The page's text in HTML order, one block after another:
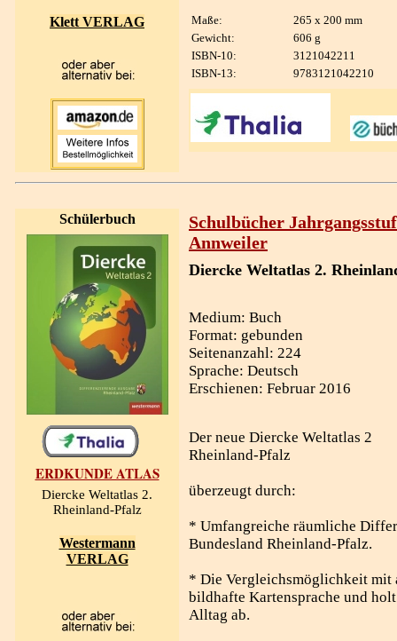
Klett VERLAG Maße:
265 x 200 mm
Gewicht:
606 g
ISBN-10:
3121042211
ISBN-13:
9783121042210
Schülerbuch
ERDKUNDE ATLAS
Diercke Weltatlas 2.
Rheinland-Pfalz
Westermann
VERLAG
Schulbücher
Annweiler
Diercke Weltatlas 2.
Medium: Buch
Format: gebunden
Seitenanzahl: 224
Sprache: Deutsch
Erschienen: Februar 2016
Der neue Diercke Weltatlas 2
Rheinland-Pfalz
überzeugt durch:
* Umfangreiche räumliche
Bundesland Rheinland-Pfalz.
* Die Vergleichsmöglichkeit mit
bildhafte Kartensprache und
Alltag ab.